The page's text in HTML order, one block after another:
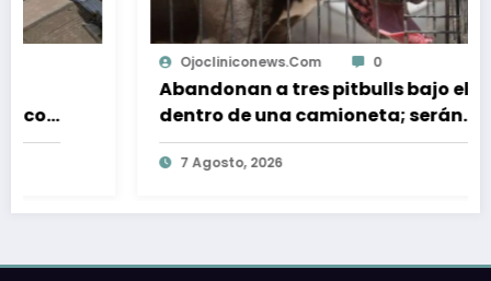
Ojocliniconews.com 0
Abandonan a tres pitbulls bajo el sol
dentro de una camioneta; serán
dados en adopción
7 Agosto, 2026